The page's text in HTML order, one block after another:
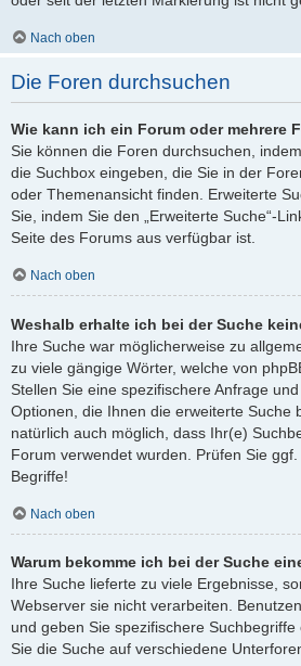
Nach oben
Die Foren durchsuchen
Wie kann ich ein Forum oder mehrere
Sie können die Foren durchsuchen,
die Suchbox eingeben, die Sie in der
oder Themenansicht finden. Erweiterte
Sie, indem Sie den „Erweiterte Suche“-
Seite des Forums aus verfügbar ist.
Nach oben
Weshalb erhalte ich bei der Suche
Ihre Suche war möglicherweise zu
zu viele gängige Wörter, welche von
Stellen Sie eine spezifischere Anfrage
Optionen, die Ihnen die erweiterte Suche
natürlich auch möglich, dass Ihr(e)
Forum verwendet wurden. Prüfen Sie
Begriffe!
Nach oben
Warum bekomme ich bei der Suche
Ihre Suche lieferte zu viele Ergebnisse,
Webserver sie nicht verarbeiten.
und geben Sie spezifischere
Sie die Suche auf verschiedene